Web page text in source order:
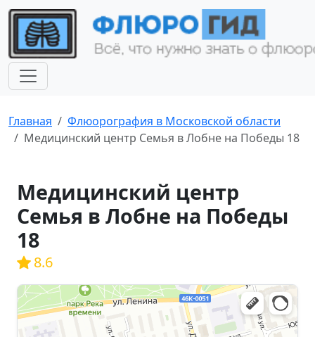
Главная
Флюорография в Московской области
Медицинский центр Семья в Лобне на Победы 18
Медицинский центр
Семья в Лобне на Победы
18
8.6